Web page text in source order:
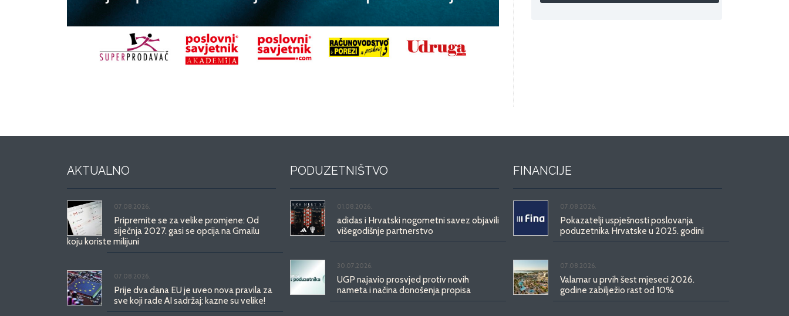
AKTUALNO
07.08.2026.
Pripremite se za velike promjene: Od
siječnja 2027. gasi se opcija na Gmailu
koju koriste milijuni
07.08.2026.
Prije dva dana EU je uveo nova pravila za
sve koji rade AI sadržaj: kazne su velike!
PODUZETNIŠTVO
01.08.2026.
adidas i Hrvatski nogometni savez objavili
višegodišnje partnerstvo
30.07.2026.
UGP najavio prosvjed protiv novih
nameta i načina donošenja propisa
FINANCIJE
07.08.2026.
Pokazatelji uspješnosti poslovanja
poduzetnika Hrvatske u 2025. godini
07.08.2026.
Valamar u prvih šest mjeseci 2026.
godine zabilježio rast od 10%